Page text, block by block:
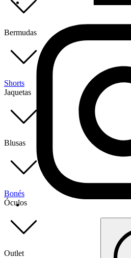
Bermudas
Shorts
Jaquetas
Blusas
Bonés
Óculos
Outlet